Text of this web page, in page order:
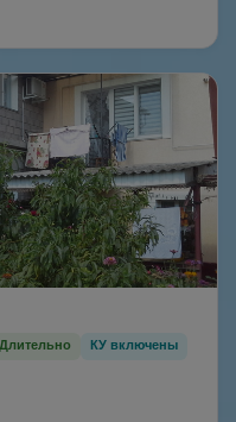
Длительно КУ включены